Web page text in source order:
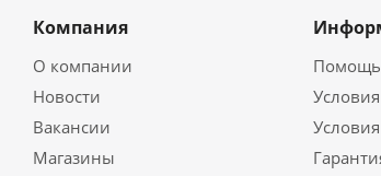
Компания
О компании
Новости
Вакансии
Магазины
Помощь